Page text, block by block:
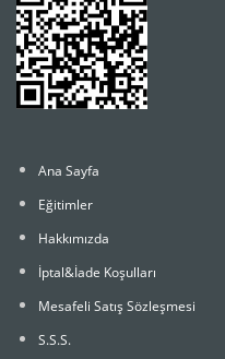
Ana Sayfa
Eğitimler
Hakkımızda
İptal&İade Koşulları
Mesafeli Satış Sözleşmesi
S.S.S.